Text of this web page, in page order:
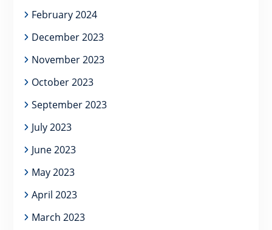
February 2024
December 2023
November 2023
October 2023
September 2023
July 2023
June 2023
May 2023
April 2023
March 2023